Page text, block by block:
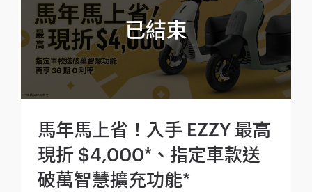
馬年馬上省！入手 EZZY 最高
現折 $4,000*、指定車款送
破萬智慧擴充功能*